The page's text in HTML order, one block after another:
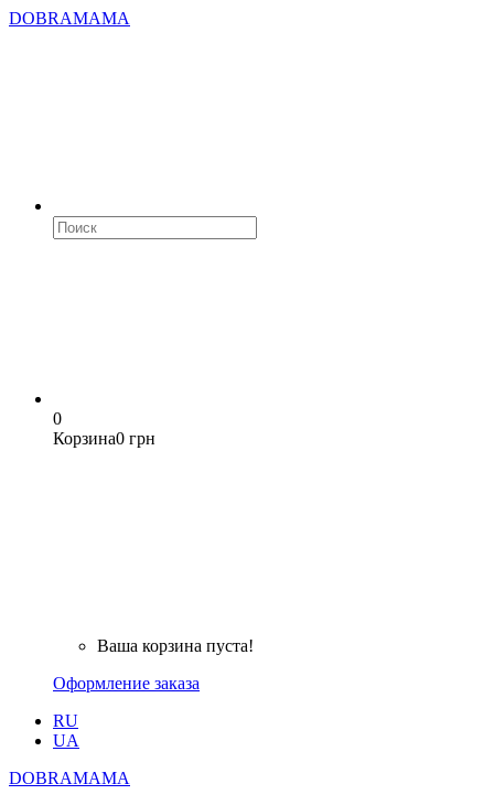
DOBRAMAMA
0
Корзина0 грн
Ваша корзина пуста!
Оформление заказа
RU
UA
DOBRAMAMA